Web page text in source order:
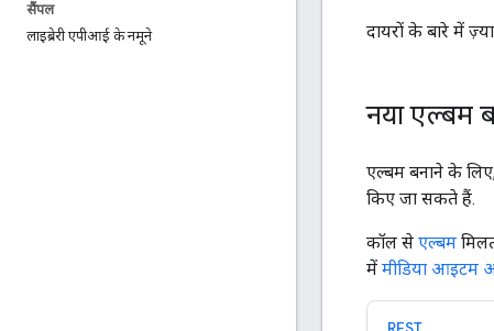
सैंपल
लाइब्रेरी एपीआई के नमूने
दायरों के बारे में
नया एल्बम
एल्बम बनाने के
किए जा सकते हैं.
कॉल से एल्बम
में मीडिया आइटम